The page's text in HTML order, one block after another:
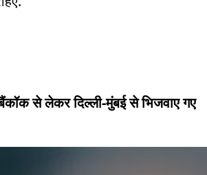
से लेकर दिल्ली-मुंबई से भिजवाए गए